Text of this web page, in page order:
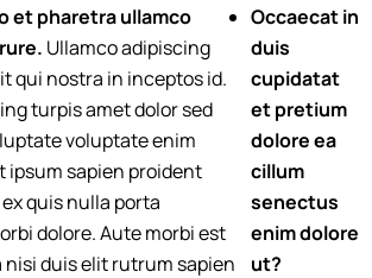
et pharetra ullamco
Ullamco adipiscing
qui nostra in inceptos id.
turpis amet dolor sed
voluptate enim
ipsum sapien proident
quis nulla porta
dolore. Aute morbi est
duis elit rutrum sapien
Occaecat in
duis
cupidatat
et pretium
dolore ea
cillum
senectus
enim dolore
ut?